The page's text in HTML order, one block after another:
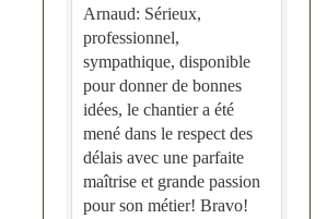
Arnaud: Sérieux,
professionnel,
sympathique, disponible
pour donner de bonnes
idées, le chantier a été
mené dans le respect des
délais avec une parfaite
maîtrise et grande passion
pour son métier! Bravo!